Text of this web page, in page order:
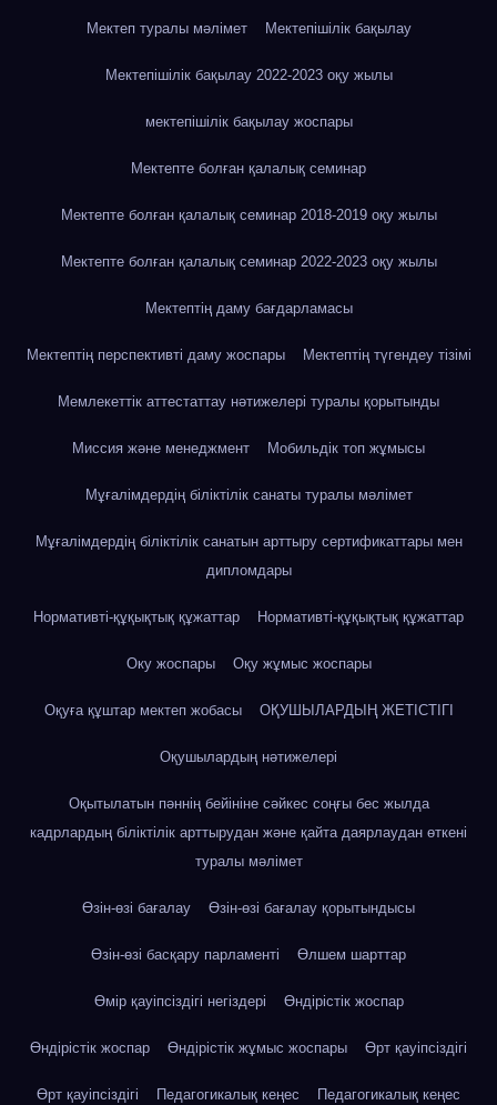
Мектеп туралы мәлімет Мектепішілік бақылау
Мектепішілік бақылау 2022-2023 оқу жылы
мектепішілік бақылау жоспары
Мектепте болған қалалық семинар
Мектепте болған қалалық семинар 2018-2019 оқу жылы
Мектепте болған қалалық семинар 2022-2023 оқу жылы
Мектептің даму бағдарламасы
Мектептің перспективті даму жоспары Мектептің түгендеу тізімі
Мемлекеттік аттестаттау нәтижелері туралы қорытынды
Миссия және менеджмент Мобильдік топ жұмысы
Мұғалімдердің біліктілік санаты туралы мәлімет
Мұғалімдердің біліктілік санатын арттыру сертификаттары мен
дипломдары
Нормативті-құқықтық құжаттар Нормативті-құқықтық құжаттар
Оку жоспары Оқу жұмыс жоспары
Оқуға құштар мектеп жобасы ОҚУШЫЛАРДЫҢ ЖЕТІСТІГІ
Оқушылардың нәтижелері
Оқытылатын пәннің бейініне сәйкес соңғы бес жылда
кадрлардың біліктілік арттырудан және қайта даярлаудан өткені
туралы мәлімет
Өзін-өзі бағалау Өзін-өзі бағалау қорытындысы
Өзін-өзі басқару парламенті Өлшем шарттар
Өмір қауіпсіздігі негіздері Өндірістік жоспар
Өндірістік жоспар Өндірістік жұмыс жоспары Өрт қауіпсіздігі
Өрт қауіпсіздігі Педагогикалық кеңес Педагогикалық кеңес